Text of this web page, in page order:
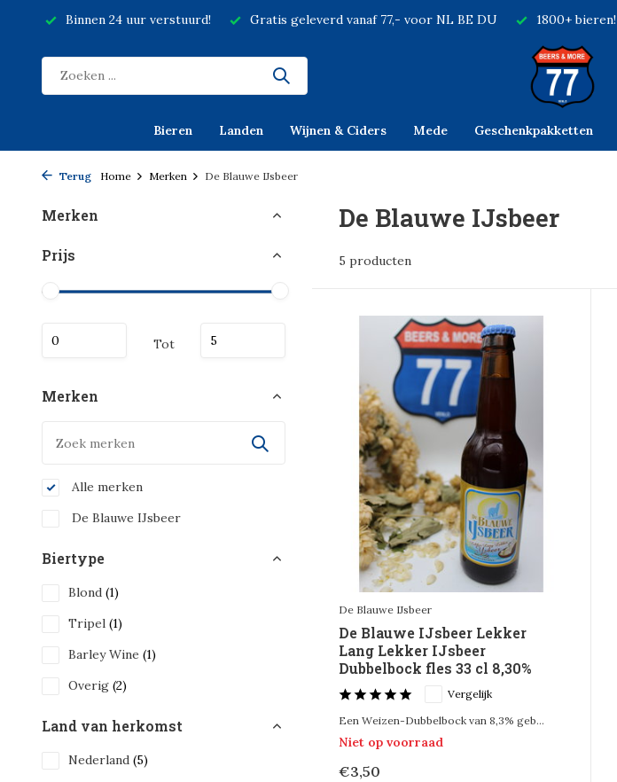
Binnen 24 uur verstuurd! Gratis geleverd vanaf 77,- voor NL BE DU 1800+ bieren!
Bieren Landen Wijnen & Ciders Mede Geschenkpakketten
Terug Home Merken De Blauwe IJsbeer
Merken
Prijs
Tot
Merken
Alle merken
De Blauwe IJsbeer
Biertype
Blond (1)
Tripel (1)
Barley Wine (1)
Overig (2)
Land van herkomst
Nederland (5)
De Blauwe IJsbeer
5 producten
De Blauwe IJsbeer
De Blauwe IJsbeer Lekker
Lang Lekker IJsbeer
Dubbelbock fles 33 cl 8,30%
Vergelijk
Een Weizen-Dubbelbock van 8,3% geb...
Niet op voorraad
€3,50